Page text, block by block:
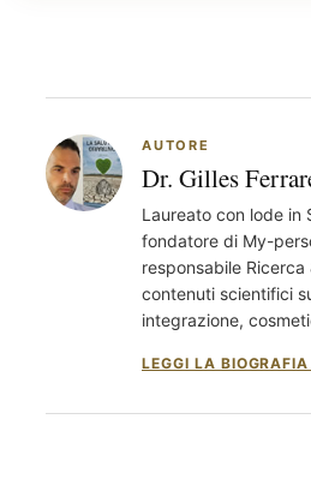
AUTORE
Dr. Gilles
Laureato con lode in
fondatore di My-
responsabile Ricerca
contenuti scientifici
integrazione,
LEGGI LA